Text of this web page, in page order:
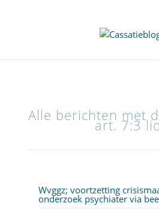
Alle berichten met
art. 7:3
Wvggz; voortzetting
onderzoek psychiater via